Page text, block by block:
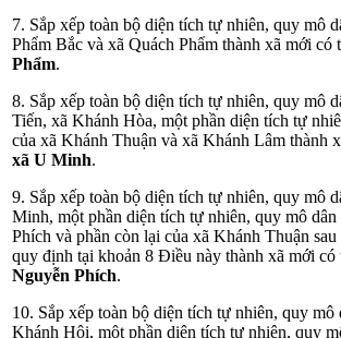
7. Sắp xếp toàn bộ diện tích tự nhiên, quy mô
Phẩm Bắc và xã Quách Phẩm thành xã mới có
Phẩm.
8. Sắp xếp toàn bộ diện tích tự nhiên, quy mô
Tiến, xã Khánh Hòa, một phần diện tích tự
của xã Khánh Thuận và xã Khánh Lâm thành
xã U Minh.
9. Sắp xếp toàn bộ diện tích tự nhiên, quy mô
Minh, một phần diện tích tự nhiên, quy mô dân
Phích và phần còn lại của xã Khánh Thuận
quy định tại khoản 8 Điều này thành xã mới có
Nguyễn Phích.
10. Sắp xếp toàn bộ diện tích tự nhiên, quy mô
Khánh Hội, một phần diện tích tự nhiên, quy